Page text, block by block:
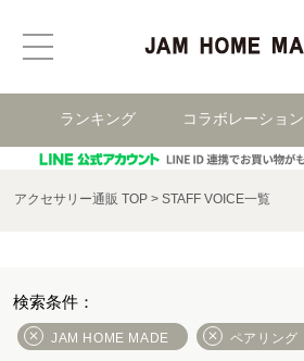
ランキング コラボレーション
アクセサリー通販 TOP STAFF VOICE一覧
JAM HOME MADE ペアリング